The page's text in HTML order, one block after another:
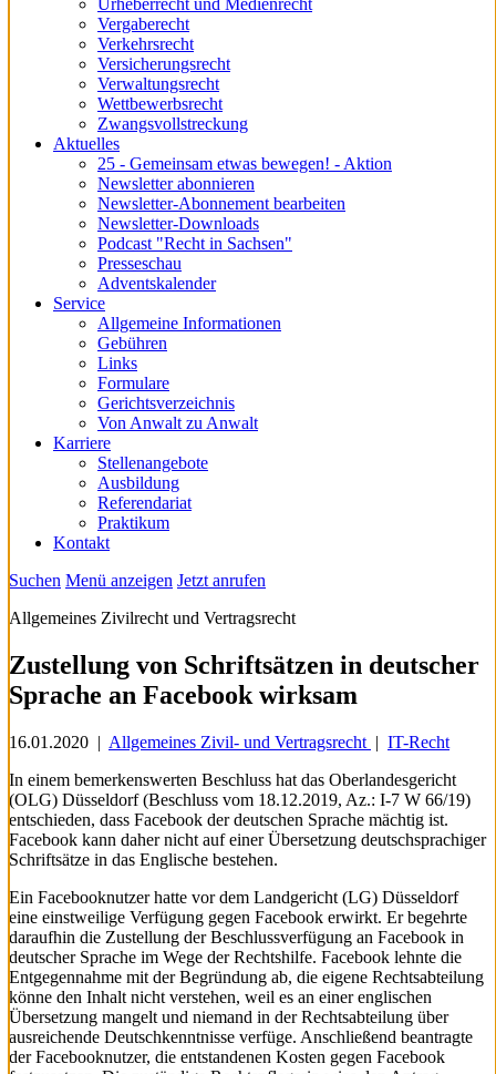
Urheberrecht und Medienrecht
Vergaberecht
Verkehrsrecht
Versicherungsrecht
Verwaltungsrecht
Wettbewerbsrecht
Zwangsvollstreckung
Aktuelles
25 - Gemeinsam etwas bewegen! - Aktion
Newsletter abonnieren
Newsletter-Abonnement bearbeiten
Newsletter-Downloads
Podcast "Recht in Sachsen"
Presseschau
Adventskalender
Service
Allgemeine Informationen
Gebühren
Links
Formulare
Gerichtsverzeichnis
Von Anwalt zu Anwalt
Karriere
Stellenangebote
Ausbildung
Referendariat
Praktikum
Kontakt
Suchen Menü anzeigen Jetzt anrufen
Allgemeines Zivilrecht und Vertragsrecht
Zustellung von Schriftsätzen in deutscher
Sprache an Facebook wirksam
16.01.2020 | Allgemeines Zivil- und Vertragsrecht | IT-Recht
In einem bemerkenswerten Beschluss hat das Oberlandesgericht
(OLG) Düsseldorf (Beschluss vom 18.12.2019, Az.: I-7 W 66/19)
entschieden, dass Facebook der deutschen Sprache mächtig ist.
Facebook kann daher nicht auf einer Übersetzung deutschsprachiger
Schriftsätze in das Englische bestehen.
Ein Facebooknutzer hatte vor dem Landgericht (LG) Düsseldorf
eine einstweilige Verfügung gegen Facebook erwirkt. Er begehrte
daraufhin die Zustellung der Beschlussverfügung an Facebook in
deutscher Sprache im Wege der Rechtshilfe. Facebook lehnte die
Entgegennahme mit der Begründung ab, die eigene Rechtsabteilung
könne den Inhalt nicht verstehen, weil es an einer englischen
Übersetzung mangelt und niemand in der Rechtsabteilung über
ausreichende Deutschkenntnisse verfüge. Anschließend beantragte
der Facebooknutzer, die entstandenen Kosten gegen Facebook